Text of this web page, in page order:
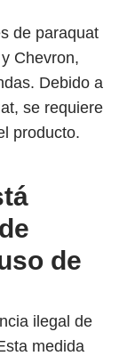
de paraquat
Chevron,
Debido a
se requiere
producto.
de
ilegal de
medida